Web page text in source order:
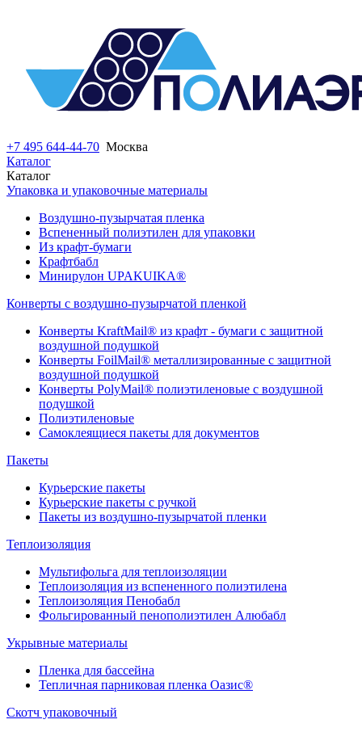
+7 495 644-44-70 Москва
Каталог
Каталог
Упаковка и упаковочные материалы
Воздушно-пузырчатая пленка
Вспененный полиэтилен для упаковки
Из крафт-бумаги
Крафтбабл
Минирулон UPAKUIKA®
Конверты с воздушно-пузырчатой пленкой
Конверты KraftMail® из крафт - бумаги с защитной
воздушной подушкой
Конверты FoilMail® металлизированные с защитной
воздушной подушкой
Конверты PolyMail® полиэтиленовые с воздушной
подушкой
Полиэтиленовые
Самоклеящиеся пакеты для документов
Пакеты
Курьерские пакеты
Курьерские пакеты с ручкой
Пакеты из воздушно-пузырчатой пленки
Теплоизоляция
Мультифольга для теплоизоляции
Теплоизоляция из вспененного полиэтилена
Теплоизоляция Пенобабл
Фольгированный пенополиэтилен Алюбабл
Укрывные материалы
Пленка для бассейна
Тепличная парниковая пленка Оазис®
Скотч упаковочный